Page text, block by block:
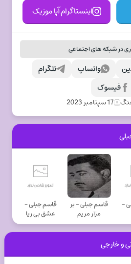
اینستاگرام آپا موزیک
در شبکه های اجتماعی
تلگرام واتساپ
فیسوک
17 سپتامبر 2023
-
قاسم جبلی - بر
مزار مریم
قاسم جبلی -
عشق بی ریا
و خارجی